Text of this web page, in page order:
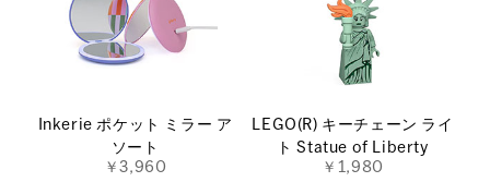
Inkerie ポケット ミラー ア
ソート
￥3,960
LEGO(R) キーチェーン ライ
ト Statue of Liberty
￥1,980